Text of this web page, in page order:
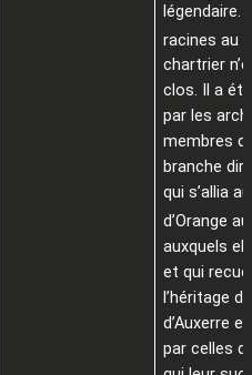
légendaire.
racines au
chartrier
clos. Il a
par les
membres
branche
qui s’allia
d’Orange
auxquels
et qui
l’héritage
d’Auxerre
par celles